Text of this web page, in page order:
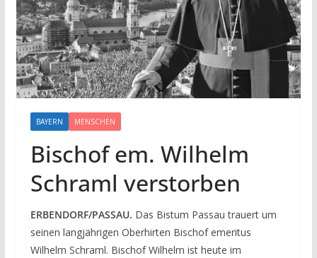
BAYERN MENSCHEN
Bischof em. Wilhelm
Schraml verstorben
ERBENDORF/PASSAU. Das Bistum Passau trauert um
seinen langjährigen Oberhirten Bischof emeritus
Wilhelm Schraml. Bischof Wilhelm ist heute im